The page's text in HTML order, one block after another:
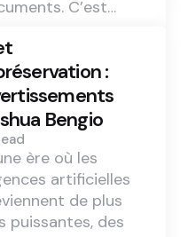
C’est…
:
Bengio
ère où les
artificielles
de plus
puissantes, des